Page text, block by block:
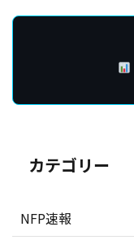
カテゴリー
NFP速報